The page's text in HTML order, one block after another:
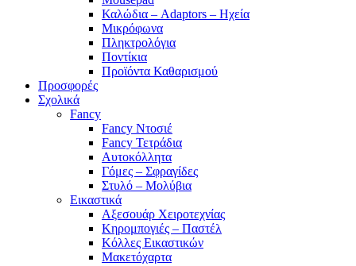
Καλώδια – Adaptors – Ηχεία
Μικρόφωνα
Πληκτρολόγια
Ποντίκια
Προϊόντα Καθαρισμού
Προσφορές
Σχολικά
Fancy
Fancy Ντοσιέ
Fancy Τετράδια
Αυτοκόλλητα
Γόμες – Σφραγίδες
Στυλό – Μολύβια
Εικαστικά
Αξεσουάρ Χειροτεχνίας
Κηρομπογιές – Παστέλ
Κόλλες Εικαστικών
Μακετόχαρτα